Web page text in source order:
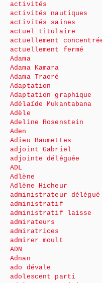
activités
activités nautiques
activités saines
actuel titulaire
actuellement
actuellement fermé
Adama
Adama Kamara
Adama Traoré
Adaptation
Adaptation graphique
Adélaïde Mukantabana
Adèle
Adeline Rosenstein
Aden
Adieu Baumettes
adjoint Gabriel
adjointe déléguée
ADL
Adlène
Adlène Hicheur
administrateur délégué
administratif
administratif laisse
admirateurs
admiratrices
admirer moult
ADN
Adnan
ado dévale
adolescent parti